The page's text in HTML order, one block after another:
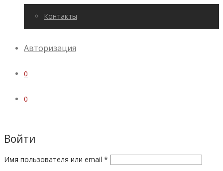
Контакты
Авторизация
0
0
Войти
Имя пользователя или email *